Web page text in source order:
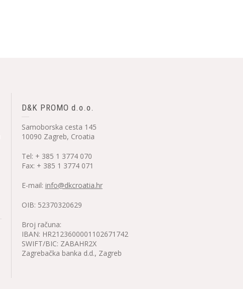
D&K PROMO d.o.o.
Samoborska cesta 145
10090 Zagreb, Croatia
Tel: + 385 1 3774 070
Fax: + 385 1 3774 071
E-mail: info@dkcroatia.hr
OIB: 52370320629
Broj računa:
IBAN: HR2123600001102671742
SWIFT/BIC: ZABAHR2X
Zagrebačka banka d.d., Zagreb